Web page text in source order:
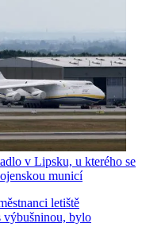
v Lipsku, u kterého se
municí
letiště
výbušninou, bylo